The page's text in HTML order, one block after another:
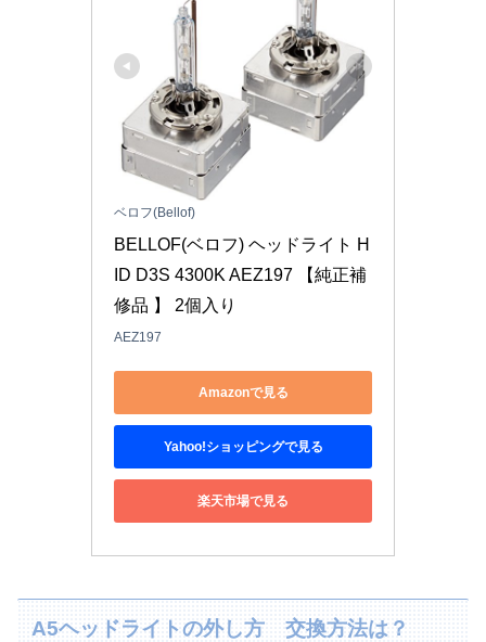
ベロフ(Bellof)
BELLOF(ベロフ) ヘッドライト H
ID D3S 4300K AEZ197 【純正補
修品 】 2個入り
AEZ197
Amazonで見る
Yahoo!ショッピングで見る
楽天市場で見る
A5ヘッドライトの外し方 交換方法は？